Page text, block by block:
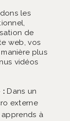
les
de
web, vos
plus
vidéos
:Dans un
externe
à